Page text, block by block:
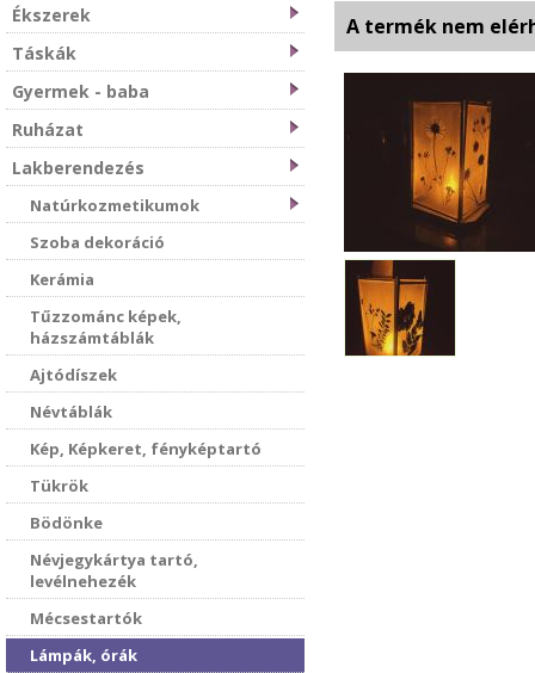
Ékszerek
Táskák
Gyermek - baba
Ruházat
Lakberendezés
Natúrkozmetikumok
Szoba dekoráció
Kerámia
Tűzzománc képek,
házszámtáblák
Ajtódíszek
Névtáblák
Kép, Képkeret, fényképtartó
Tükrök
Bödönke
Névjegykártya tartó,
levélnehezék
Mécsestartók
Lámpák, órák
A termék nem